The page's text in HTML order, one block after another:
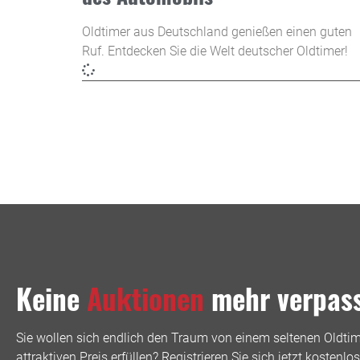
Oldtimer aus Deutschland genießen einen guten
Ruf. Entdecken Sie die Welt deutscher Oldtimer!
Keine Auktionen mehr
Sie wollen sich endlich den Traum von einem seltenen